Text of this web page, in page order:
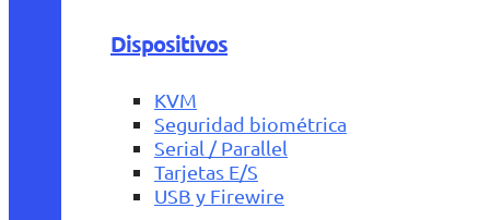
Dispositivos
KVM
Seguridad biométrica
Serial / Parallel
Tarjetas E/S
USB y Firewire